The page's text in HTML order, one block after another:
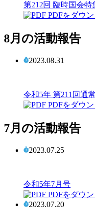
第212回 臨時国会特
PDFをダウ
8月の活動報告
2023.08.31
令和5年 第211回通
PDFをダウ
7月の活動報告
2023.07.25
令和5年7月号
PDFをダウ
2023.07.20